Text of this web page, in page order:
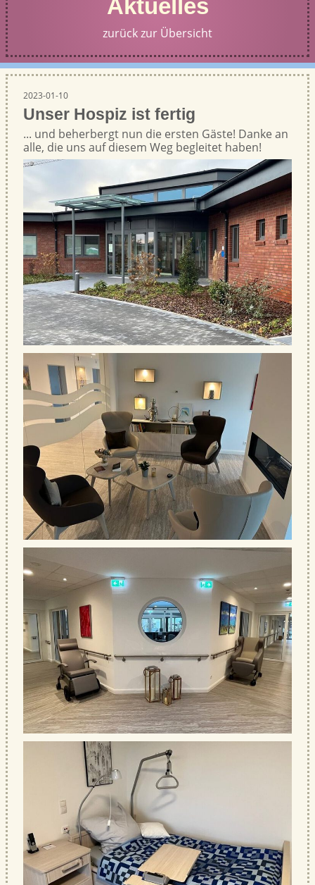
Aktuelles
zurück zur Übersicht
2023-01-10
Unser Hospiz ist fertig
... und beherbergt nun die ersten Gäste! Danke an
alle, die uns auf diesem Weg begleitet haben!